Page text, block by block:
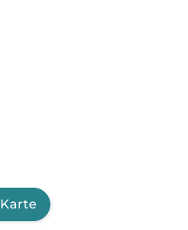
Karte